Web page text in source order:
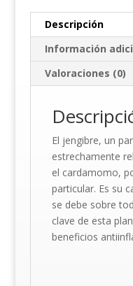
Descripción
Información
Valoraciones (0)
El jengibre, un
estrechamente
el cardamomo,
particular. Es su
se debe sobre
clave de esta
beneficios